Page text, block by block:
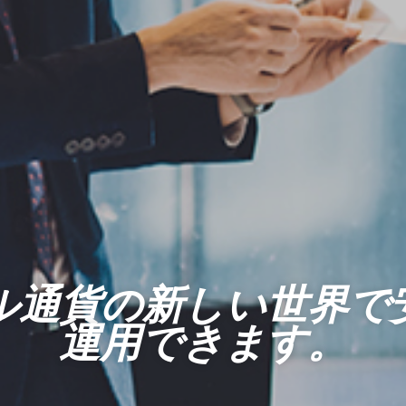
通貨の新しい世界で
運用できます。